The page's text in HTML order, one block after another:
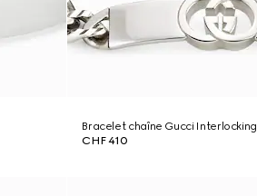
Bracelet chaîne Gucci Interlocking
CHF 410